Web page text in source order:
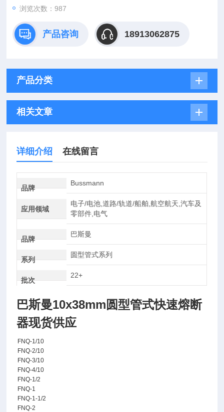
式快速熔断器现货供应
浏览次数：987
产品咨询 18913062875
产品分类
相关文章
详细介绍 在线留言
品牌
Bussmann
应用领域
电子/电池,道路/轨道/船舶,航空航天,汽车及
零部件,电气
品牌
巴斯曼
系列
圆型管式系列
批次
22+
巴斯曼10x38mm圆型管式快速熔断
器现货供应
FNQ-1/10
FNQ-2/10
FNQ-3/10
FNQ-4/10
FNQ-1/2
FNQ-1
FNQ-1-1/2
FNQ-2